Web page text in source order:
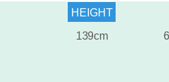
HEIGHT
139cm